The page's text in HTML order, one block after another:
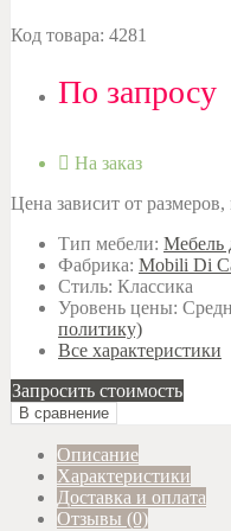
Код товара: 4281
По запросу
На заказ
Цена зависит от
Тип мебели: Мебель
Фабрика: Mobili Di
Стиль: Классика
Уровень цены:
политику)
Все характеристики
Запросить стоимость
В сравнение
Описание
Характеристики
Доставка и оплата
Отзывы (0)